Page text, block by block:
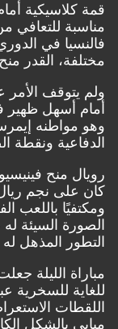
قمة كلاسيكية
مناسبة للتعافي
فالنسيا في
مختلفة، القدر
ولم يتوقف الأمر
أمام أسهل ظهير
وهو مواطنه
الدفاعية ونقطة
رويال منح
كان على نجم
ومكتفيًا باللعب
الصورة السيئة له
التطور المذهل
للغاية للسخرية
اللقطات
مبابي بالشكل